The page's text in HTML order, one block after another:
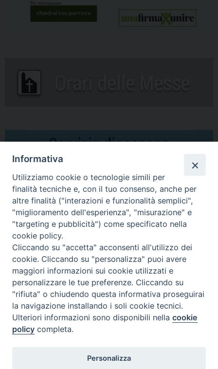
Comunicati Stampa
Il cordoglio dei Vescovi di Puglia per la morte di S.E.R. Mons. Agostino
Superbo
Nasce la Consulta Diocesana delle Aggregazioni Laicali di Castellaneta
Archivio comunicati stampa
2026 © Diocesi di Castellaneta
Informativa
Utilizziamo cookie o tecnologie simili per
finalità tecniche e, con il tuo consenso, anche per
altre finalità ("interazioni e funzionalità semplici",
"miglioramento dell'esperienza", "misurazione" e
"targeting e pubblicità") come specificato nella
cookie policy.
Cliccando su "accetta" acconsenti all'utilizzo dei
cookie. Cliccando su "personalizza" puoi avere
maggiori informazioni sui cookie utilizzati e
personalizzare le tue preferenze. Cliccando su
"rifiuta" o chiudendo questa informativa proseguirai
la navigazione installando i soli cookie tecnici.
Ulteriori informazioni sono disponibili nellacookie
policy completa.
Personalizza